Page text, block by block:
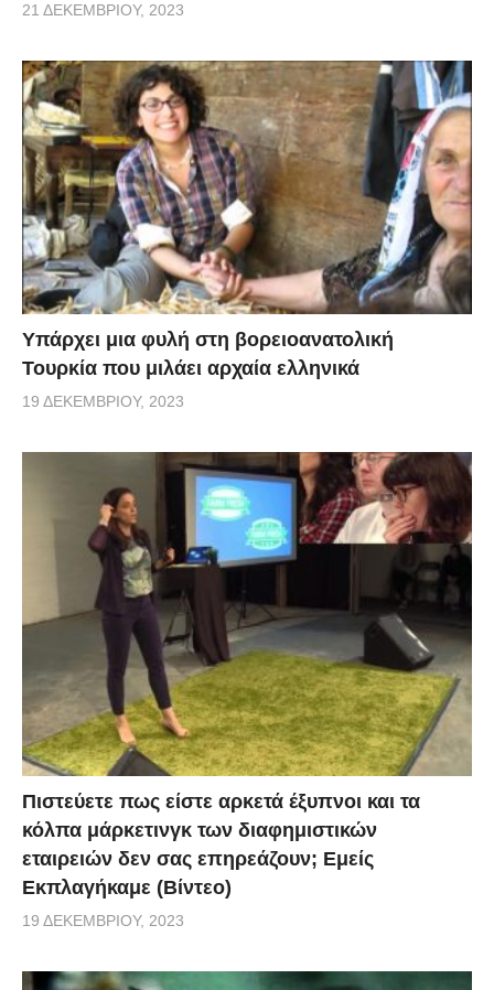
21 ΔΕΚΕΜΒΡΊΟΥ, 2023
Υπάρχει μια φυλή στη βορειοανατολική
Τουρκία που μιλάει αρχαία ελληνικά
19 ΔΕΚΕΜΒΡΊΟΥ, 2023
Πιστεύετε πως είστε αρκετά έξυπνοι και τα
κόλπα μάρκετινγκ των διαφημιστικών
εταιρειών δεν σας επηρεάζουν; Εμείς
Εκπλαγήκαμε (Βίντεο)
19 ΔΕΚΕΜΒΡΊΟΥ, 2023